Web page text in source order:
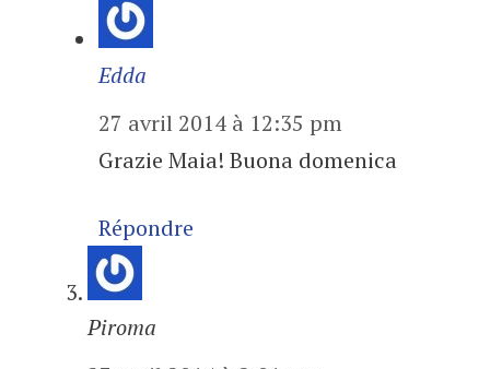
Edda
27 avril 2014 à 12:35 pm
Grazie Maia! Buona domenica
Répondre
Piroma